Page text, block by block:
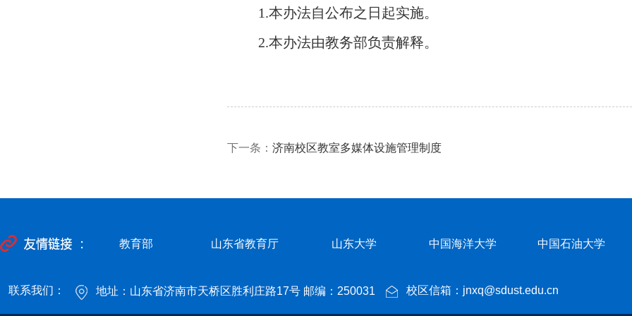
1.本办法自公布之日起实施。
2.本办法由教务部负责解释。
下一条： 济南校区教室多媒体设施管理制度
教育部 山东省教育厅 山东大学 中国海洋大学 中国石油大学
联系我们： 地址：山东省济南市天桥区胜利庄路17号 邮编：250031 校区信箱：jnxq@sdust.edu.cn